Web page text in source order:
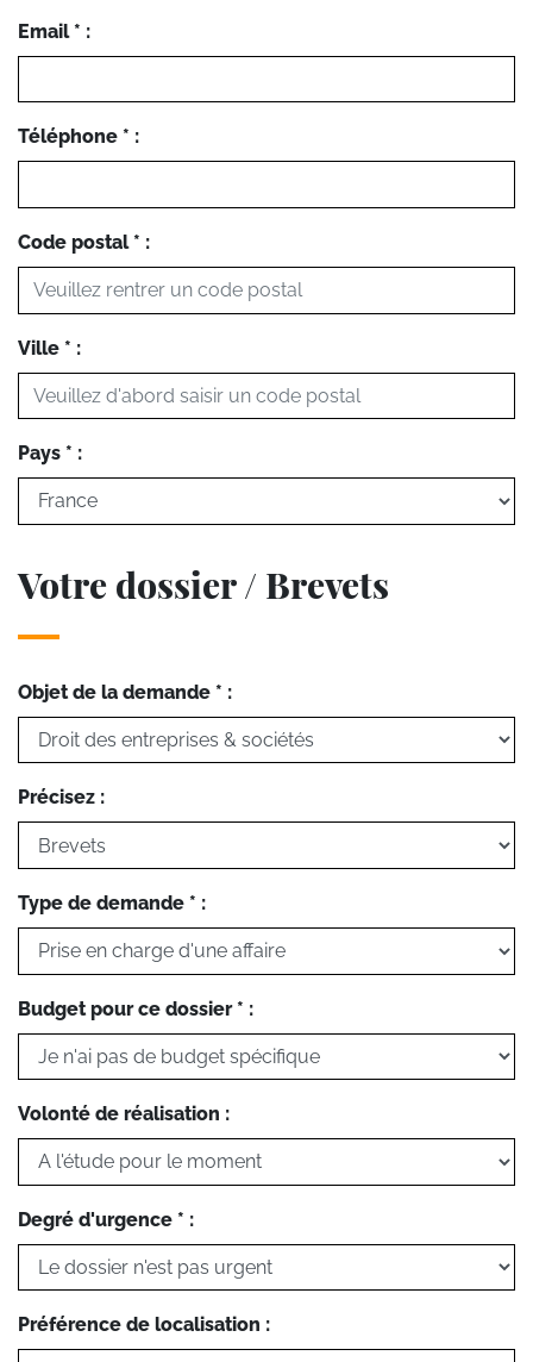
Email * :
Téléphone * :
Code postal * :
Ville * :
Pays * :
Votre dossier / Brevets
Objet de la demande * :
Précisez :
Type de demande * :
Budget pour ce dossier * :
Volonté de réalisation :
Degré d'urgence * :
Préférence de localisation :